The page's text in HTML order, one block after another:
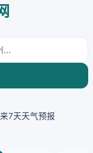
7天天气预报